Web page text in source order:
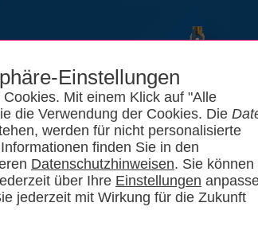
Einstellungen
Mit einem Klick auf "Alle
die Verwendung der Cookies. Die
werden für nicht personalisierte
finden Sie in den
Datenschutzhinweisen. Sie können
über Ihre Einstellungen
jederzeit mit Wirkung für die Zukunft